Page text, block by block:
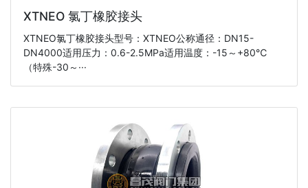
XTNEO 氯丁橡胶接头
XTNEO氯丁橡胶接头型号：XTNEO公称通径：DN15-
DN4000适用压力：0.6-2.5MPa适用温度：-15～+80℃
（特殊-30～···